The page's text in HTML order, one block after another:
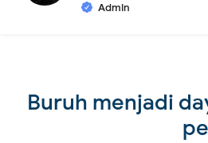
Admin
Buruh menjadi